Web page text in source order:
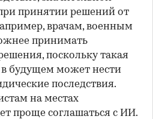
принятии решений от
врачам, военным
принимать
поскольку такая
в будущем может нести
последствия.
на местах
проще соглашаться с ИИ.